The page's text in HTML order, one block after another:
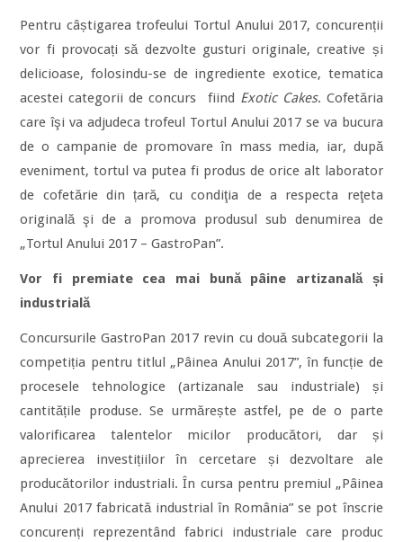
Pentru câștigarea trofeului Tortul Anului 2017, concurenții
vor fi provocați să dezvolte gusturi originale, creative și
delicioase, folosindu-se de ingrediente exotice, tematica
acestei categorii de concurs fiind Exotic Cakes. Cofetăria
care îşi va adjudeca trofeul Tortul Anului 2017 se va bucura
de o campanie de promovare în mass media, iar, după
eveniment, tortul va putea fi produs de orice alt laborator
de cofetărie din țară, cu condiţia de a respecta reţeta
originală şi de a promova produsul sub denumirea de
„Tortul Anului 2017 – GastroPan”.
Vor fi premiate cea mai bună pâine artizanală și
industrială
Concursurile GastroPan 2017 revin cu două subcategorii la
competiția pentru titlul „Pâinea Anului 2017”, în funcție de
procesele tehnologice (artizanale sau industriale) și
cantitățile produse. Se urmărește astfel, pe de o parte
valorificarea talentelor micilor producători, dar și
aprecierea investițiilor în cercetare și dezvoltare ale
producătorilor industriali. În cursa pentru premiul „Pâinea
Anului 2017 fabricată industrial în România” se pot înscrie
concurenți reprezentând fabrici industriale care produc